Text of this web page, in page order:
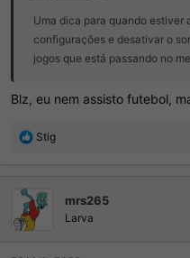
Uma dica para quando estiver
configurações e desativar o
jogos que está passando no
Blz, eu nem assisto futebol,
R
õ
e
Stig
mrs265
Larva